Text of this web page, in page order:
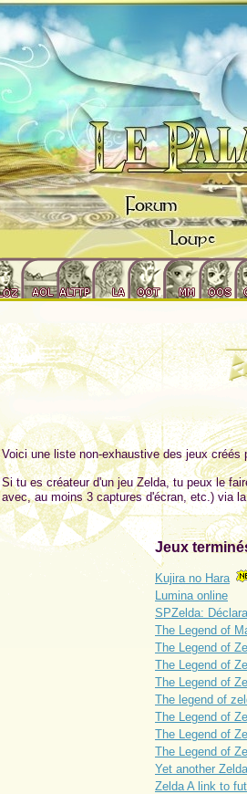
Voici une liste non-exhaustive des jeux créés
Si tu es créateur d'un jeu Zelda, tu peux le
avec, au moins 3 captures d'écran, etc.) via
Jeux
Kujira no Hara
Lumina online
SPZelda:
The Legend of
The Legend of
The Legend of
The Legend of
The legend of
The Legend of
The Legend of
The Legend of
Yet another
Zelda A link to